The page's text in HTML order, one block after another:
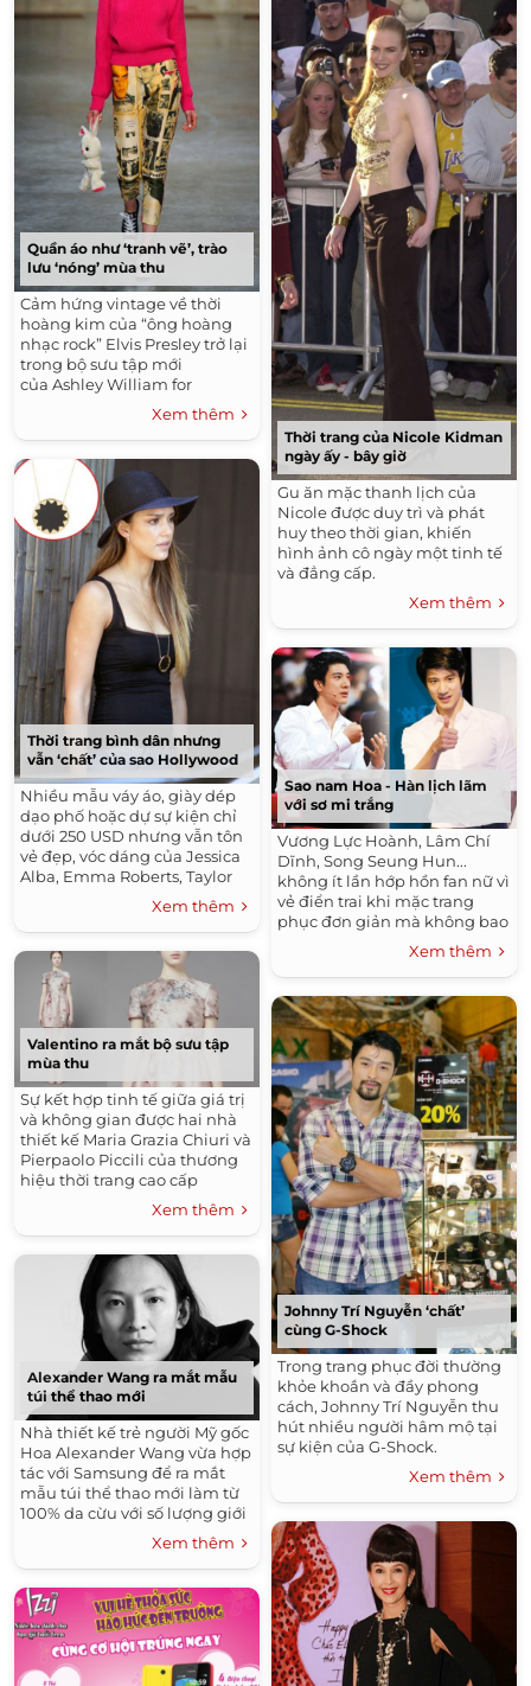
Quần áo như ‘tranh vẽ’, trào
lưu ‘nóng’ mùa thu
Cảm hứng vintage về thời
hoàng kim của “ông hoàng
nhạc rock” Elvis Presley trở lại
trong bộ sưu tập mới
của Ashley William for
Fashion East dưới dạng
Xem thêm
Thời trang bình dân nhưng
vẫn ‘chất’ của sao Hollywood
Nhiều mẫu váy áo, giày dép
dạo phố hoặc dự sự kiện chỉ
dưới 250 USD nhưng vẫn tôn
vẻ đẹp, vóc dáng của Jessica
Alba, Emma Roberts, Taylor
Xem thêm
Valentino ra mắt bộ sưu tập
mùa thu
Sự kết hợp tinh tế giữa giá trị
và không gian được hai nhà
thiết kế Maria Grazia Chiuri và
Pierpaolo Piccili của thương
hiệu thời trang cao cấp
Valentino thể hiện trong bộ
sưu tập Valentino PAP mùa
Thu 2013.
Xem thêm
Alexander Wang ra mắt mẫu
túi thể thao mới
Nhà thiết kế trẻ người Mỹ gốc
Hoa Alexander Wang vừa hợp
tác với Samsung để ra mắt
mẫu túi thể thao mới làm từ
100% da cừu với số lượng giới
Xem thêm
Thời trang của Nicole Kidman
ngày ấy - bây giờ
Gu ăn mặc thanh lịch của
Nicole được duy trì và phát
huy theo thời gian, khiến
hình ảnh cô ngày một tinh tế
và đẳng cấp.
Xem thêm
Sao nam Hoa - Hàn lịch lãm
với sơ mi trắng
Vương Lực Hoành, Lâm Chí
Dĩnh, Song Seung Hun...
không ít lần hớp hồn fan nữ vì
vẻ điển trai khi mặc trang
phục đơn giản mà không bao
giờ lỗi mốt - sơ mi trắng.
Xem thêm
Johnny Trí Nguyễn ‘chất’
cùng G-Shock
Trong trang phục đời thường
khỏe khoắn và đầy phong
cách, Johnny Trí Nguyễn thu
hút nhiều người hâm mộ tại
sự kiện của G-Shock.
Xem thêm